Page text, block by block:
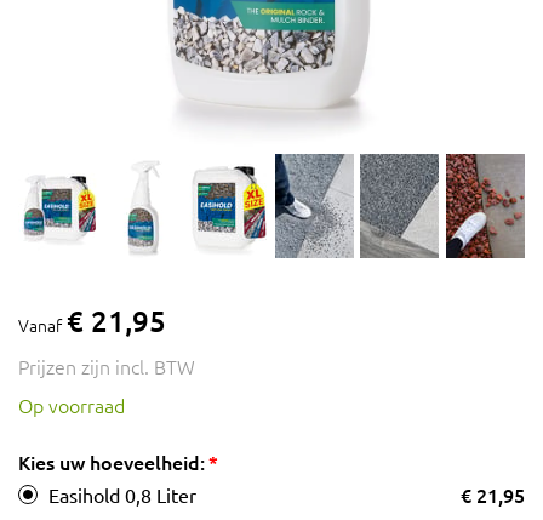
Vanaf € 21,95
Prijzen zijn incl. BTW
Op voorraad
Kies uw hoeveelheid:
Easihold 0,8 Liter € 21,95